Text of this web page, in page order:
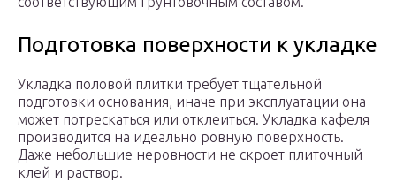
Подготовка поверхности к укладке
Укладка половой плитки требует тщательной
подготовки основания, иначе при эксплуатации она
может потрескаться или отклеиться. Укладка кафеля
производится на идеально ровную поверхность.
Даже небольшие неровности не скроет плиточный
клей и раствор.